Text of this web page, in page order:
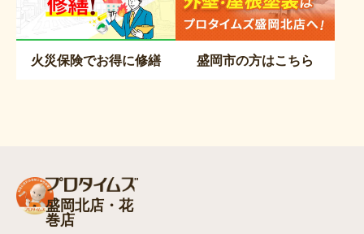
火災保険でお得に修繕 盛岡市の方はこちら
盛岡北店・花
巻店